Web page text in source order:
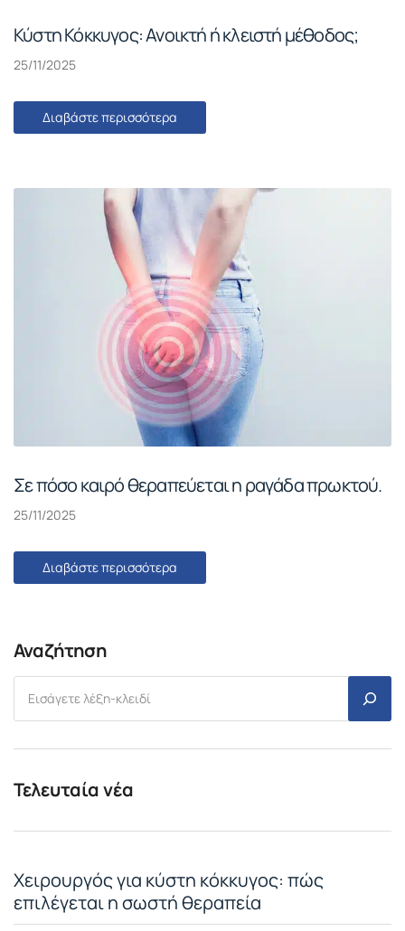
Κύστη Κόκκυγος: Ανοικτή ή κλειστή μέθοδος;
25/11/2025
Διαβάστε περισσότερα
Σε πόσο καιρό θεραπεύεται η ραγάδα πρωκτού.
25/11/2025
Διαβάστε περισσότερα
Αναζήτηση
Τελευταία νέα
Χειρουργός για κύστη κόκκυγος: πώς
επιλέγεται η σωστή θεραπεία